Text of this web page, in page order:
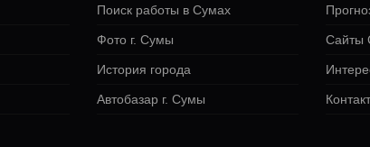
Поиск работы в Сумах
Фото г. Сумы
История города
Автобазар г. Сумы
Сайты